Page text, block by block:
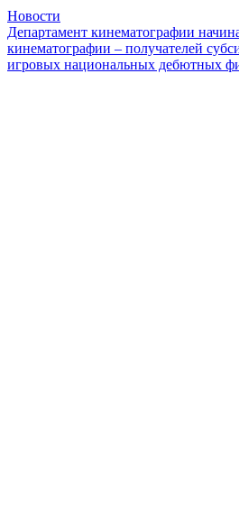
Новости
Департамент кинематографии
кинематографии – получателей
игровых национальных дебютных